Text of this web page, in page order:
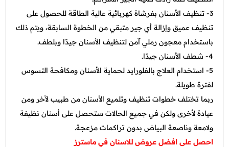
3- تنظيف الأسنان بفرشاة كهربائية عالية الطاقة للحصول على
تنظيف عميق وإزالة أي جير متبقي من الخطوة السابقة، ويتم ذلك
باستخدام معجون رملي آمن لتنظيف الأسنان جيدًا وبلطف.
4- شطف الأسنان جيدًا.
5- استخدام العلاج بالفلورايد لحماية الأسنان ومكافحة التسوس
لفترة طويلة.
ربما تختلف خطوات تنظيف وتلميع الأسنان من طبيب لآخر ومن
عيادة لأخرى ولكن في جميع الحالات ستحصل على أسنان نظيفة
ولامعة وناصعة البياض بدون تراكمات مزعجة.
احصل على افضل عروض للاسنان في ماسترز